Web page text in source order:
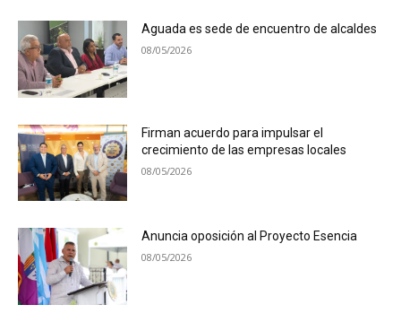
Aguada es sede de encuentro de alcaldes
08/05/2026
Firman acuerdo para impulsar el
crecimiento de las empresas locales
08/05/2026
Anuncia oposición al Proyecto Esencia
08/05/2026